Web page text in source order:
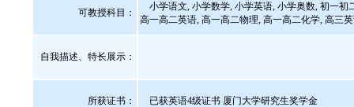
可教授科目：
小学语文, 小学数学, 小学英语, 小学奥数, 初一初
高一高二英语, 高一高二物理, 高一高二化学, 高三
自我描述、特长展示 ：
所获证书 ： 已获英语4级证书 厦门大学研究生奖学金